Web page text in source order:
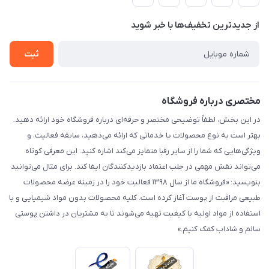
درباره ما
حریم خصوصی
راهنما
از جدید‌ترین تخفیف‌ها با‌ خبر شوید
ثبت
مختصری درباره فروشگاه
در این بخش، لطفاً توضیحی مختصر و حرفه‌ای درباره فروشگاه خود ارائه دهید.
بهتر است به نوع محصولات یا خدماتی که ارائه می‌دهید، سابقه فعالیت، و
ویژگی‌هایی که شما را از سایر رقبا متمایز می‌کند اشاره کنید. این معرفی کوتاه
می‌تواند نقش مهمی در جلب اعتماد بازدیدکنندگان ایفا کند. برای مثال می‌توانید
بنویسید: «فروشگاه ما از سال ۱۳۹۸ فعالیت خود را در زمینه عرضه محصولات
طبیعی مراقبت از پوست آغاز کرده است. کلیه محصولات بدون مواد شیمیایی و با
استفاده از مواد اولیه با کیفیت تهیه می‌شوند تا به مشتریان در داشتن پوستی
سالم و شاداب کمک کنیم.»